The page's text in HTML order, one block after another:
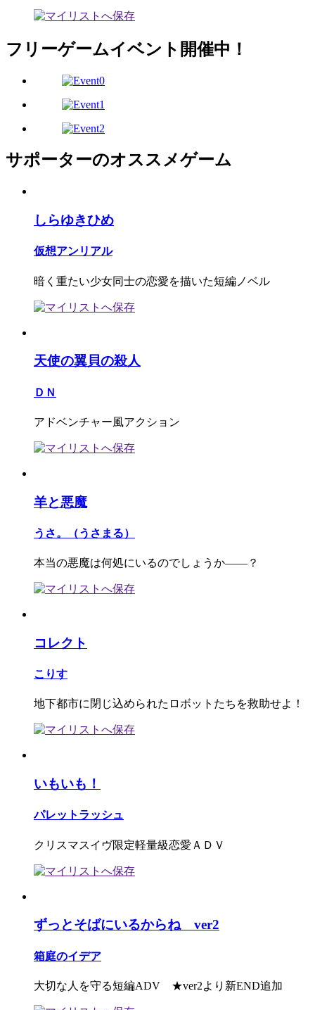
フリーゲームイベント開催中！
サポーターのオススメゲーム
しらゆきひめ
仮想アンリアル
暗く重たい少女同士の恋愛を描いた短編ノベル
天使の翼貝の殺人
ＤＮ
アドベンチャー風アクション
羊と悪魔
うさ。（うさまる）
本当の悪魔は何処にいるのでしょうか――？
コレクト
こりす
地下都市に閉じ込められたロボットたちを救助せよ！
いもいも！
パレットラッシュ
クリスマスイヴ限定軽量級恋愛ＡＤＶ
ずっとそばにいるからね ver2
箱庭のイデア
大切な人を守る短編ADV ★ver2より新END追加